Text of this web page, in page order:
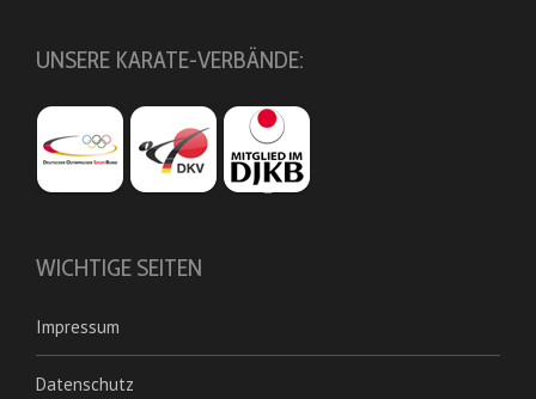
UNSERE KARATE-VERBÄNDE:
WICHTIGE SEITEN
Impressum
Datenschutz